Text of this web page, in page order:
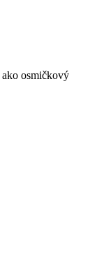
ako osmičkový